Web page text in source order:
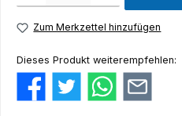
Zum Merkzettel hinzufügen
Dieses Produkt weiterempfehlen: